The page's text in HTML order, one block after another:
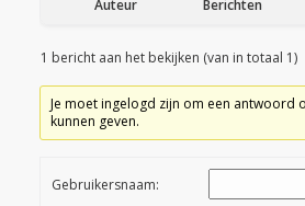
Auteur Berichten
1 bericht aan het bekijken (van in totaal 1)
Je moet ingelogd zijn om een antwoord
kunnen geven.
Gebruikersnaam: